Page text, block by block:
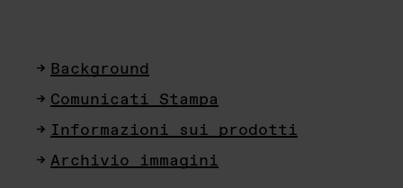
Background
Comunicati Stampa
Informazioni sui prodotti
Archivio immagini